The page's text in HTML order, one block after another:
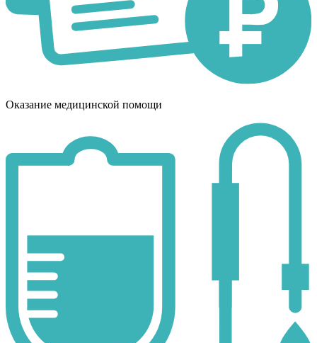
Оказание медицинской помощи